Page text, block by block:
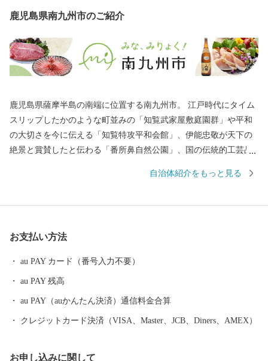
鹿児島県南九州市のご紹介
鹿児島県薩摩半島の南端に位置する南九州市。 江戸時代にタイム
スリップしたかのような町並みの「知覧武家屋敷庭園群」や平和
の大切さを今に伝える「知覧特攻平和会館」、伊能忠敬が天下の
絶景と賞賛したと伝わる「番所鼻自然公園」、国の伝統的工芸品
には、市町村別日本一の生産量を誇る「知覧茶」や「さつまい
自治体紹介をもっと見る
お支払い方法
au PAY カード（番号入力不要）
au PAY 残高
au PAY（auかんたん決済）通信料金合算
クレジットカード決済（VISA、Master、JCB、Diners、AMEX）
お申し込みに関して